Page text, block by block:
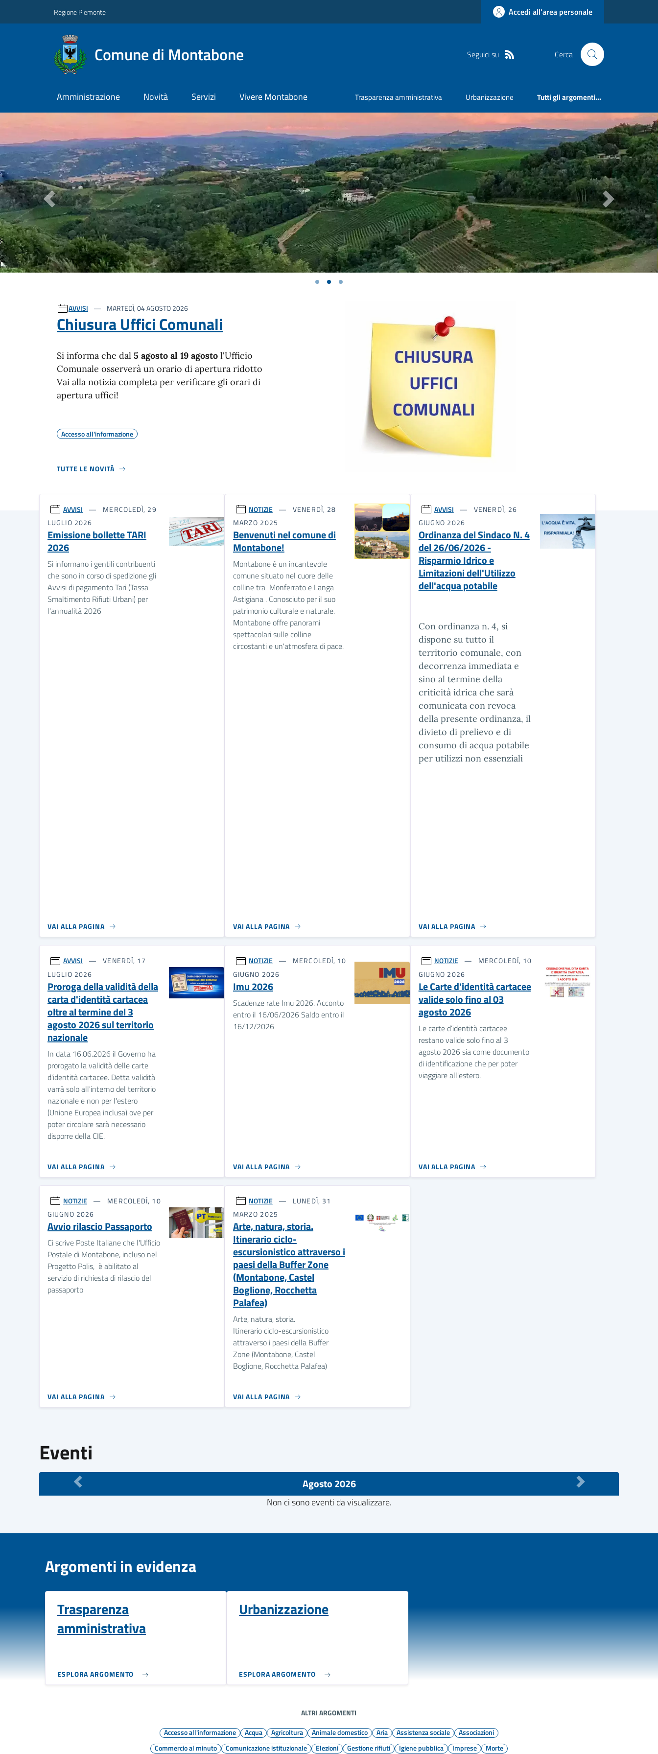
Regione Piemonte Accedi all'area personale
Comune di Montabone Seguici su Cerca
Amministrazione Novità Servizi Vivere Montabone Trasparenza amministrativa Urbanizzazione Tutti gli argomenti...
Previous Next
Ultime notizie
AVVISI MARTEDÌ, 04 AGOSTO 2026
Chiusura Uffici Comunali
Si informa che dal 5 agosto al 19 agosto l'Ufficio
Comunale osserverà un orario di apertura ridotto
Vai alla notizia completa per verificare gli orari di
apertura uffici!
Accesso all'informazione
TUTTE LE NOVITÀ
AVVISI
MERCOLEDÌ, 29
LUGLIO 2026
Emissione bollette TARI
2026
Si informano i gentili contribuenti
che sono in corso di spedizione gli
Avvisi di pagamento Tari (Tassa
Smaltimento Rifiuti Urbani) per
l'annualità 2026
VAI ALLA PAGINA
NOTIZIE
VENERDÌ, 28
MARZO 2025
Benvenuti nel comune di
Montabone!
Montabone è un incantevole
comune situato nel cuore delle
colline tra Monferrato e Langa
Astigiana . Conosciuto per il suo
patrimonio culturale e naturale.
Montabone offre panorami
spettacolari sulle colline
circostanti e un'atmosfera di pace.
VAI ALLA PAGINA
AVVISI
VENERDÌ, 26
GIUGNO 2026
Ordinanza del Sindaco N. 4
del 26/06/2026 -
Risparmio Idrico e
Limitazioni dell'Utilizzo
dell'acqua potabile
Con ordinanza n. 4, si
dispone su tutto il
territorio comunale, con
decorrenza immediata e
sino al termine della
criticità idrica che sarà
comunicata con revoca
della presente ordinanza, il
divieto di prelievo e di
consumo di acqua potabile
per utilizzi non essenziali
VAI ALLA PAGINA
AVVISI
VENERDÌ, 17
LUGLIO 2026
Proroga della validità della
carta d'identità cartacea
oltre al termine del 3
agosto 2026 sul territorio
nazionale
In data 16.06.2026 il Governo ha
prorogato la validità delle carte
d'identità cartacee. Detta validità
varrà solo all'interno del territorio
nazionale e non per l'estero
(Unione Europea inclusa) ove per
poter circolare sarà necessario
disporre della CIE.
VAI ALLA PAGINA
NOTIZIE
MERCOLEDÌ, 10
GIUGNO 2026
Imu 2026
Scadenze rate Imu 2026. Acconto
entro il 16/06/2026 Saldo entro il
16/12/2026
VAI ALLA PAGINA
NOTIZIE
MERCOLEDÌ, 10
GIUGNO 2026
Le Carte d'identità cartacee
valide solo fino al 03
agosto 2026
Le carte d’identità cartacee
restano valide solo fino al 3
agosto 2026 sia come documento
di identificazione che per poter
viaggiare all'estero.
VAI ALLA PAGINA
NOTIZIE
MERCOLEDÌ, 10
GIUGNO 2026
Avvio rilascio Passaporto
Ci scrive Poste Italiane che l'Ufficio
Postale di Montabone, incluso nel
Progetto Polis, è abilitato al
servizio di richiesta di rilascio del
passaporto
VAI ALLA PAGINA
NOTIZIE
LUNEDÌ, 31
MARZO 2025
Arte, natura, storia.
Itinerario ciclo-
escursionistico attraverso i
paesi della Buffer Zone
(Montabone, Castel
Boglione, Rocchetta
Palafea)
Arte, natura, storia.
Itinerario ciclo-escursionistico
attraverso i paesi della Buffer
Zone (Montabone, Castel
Boglione, Rocchetta Palafea)
VAI ALLA PAGINA
Eventi
Agosto 2026
Non ci sono eventi da visualizzare.
Argomenti in evidenza
Trasparenza
amministrativa
ESPLORA ARGOMENTO
Urbanizzazione
ESPLORA ARGOMENTO
ALTRI ARGOMENTI
Accesso all'informazione
Acqua Agricoltura Animale domestico Aria Assistenza sociale
Associazioni
Commercio al minuto
Comunicazione istituzionale Elezioni Gestione rifiuti Igiene pubblica Imprese Morte